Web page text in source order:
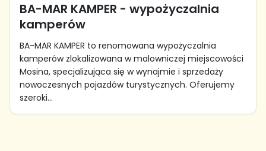
BA-MAR KAMPER - wypożyczalnia
kamperów
BA-MAR KAMPER to renomowana wypożyczalnia
kamperów zlokalizowana w malowniczej miejscowości
Mosina, specjalizująca się w wynajmie i sprzedaży
nowoczesnych pojazdów turystycznych. Oferujemy
szeroki...